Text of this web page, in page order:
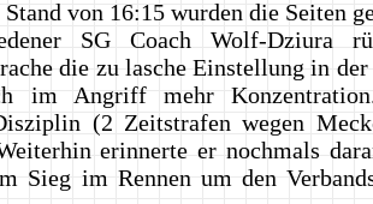
von 16:15 wurden die Seiten
SG Coach Wolf-Dziura
die zu lasche Einstellung in
im Angriff mehr
(2 Zeitstrafen wegen
erinnerte er nochmals
Sieg im Rennen um den